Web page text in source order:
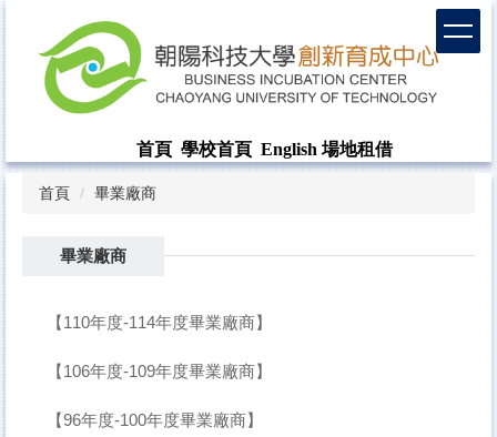
首頁 學校首頁 English 場地租借
首頁 畢業廠商
畢業廠商
【110年度-114年度畢業廠商】
【106年度-109年度畢業廠商】
【96年度-100年度畢業廠商】